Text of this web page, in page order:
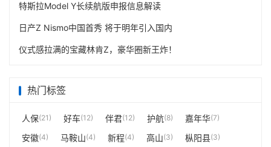
特斯拉Model Y长续航版申报信息解读
日产Z Nismo中国首秀 将于明年引入国内
仪式感拉满的宝藏林肯Z，豪华圈新王炸！
热门标签
人保(21) 好车(12) 伴君(12) 护航(8) 嘉年华(7)
安徽(4) 马鞍山(4) 新程(4) 高山(3) 枞阳县(3)